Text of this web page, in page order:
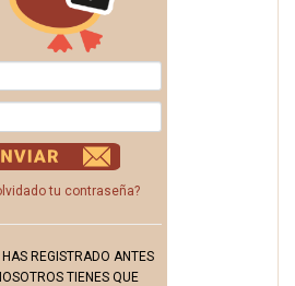
tu contraseña?
REGISTRADO ANTES
TIENES QUE